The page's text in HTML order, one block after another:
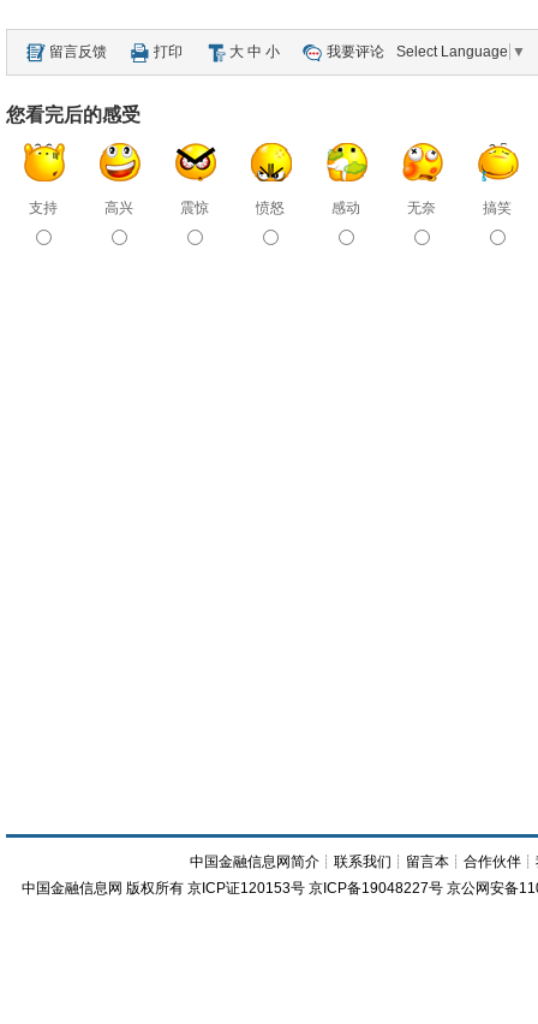
留言反馈 打印 大 中 小 我要评论 Select Language ▼
您看完后的感受
支持 高兴 震惊 愤怒 感动 无奈 搞笑
中国金融信息网简介 ┊联系我们 ┊ 留言本 ┊合作伙伴 ┊
中国金融信息网 版权所有 京ICP证120153号 京ICP备19048227号 京公网安备